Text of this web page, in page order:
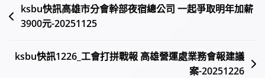
文
章
覽
ksbu快訊高雄市分會幹部夜宿總公司 一起爭取明年加薪
3900元-20251125
ksbu快訊1226_工會打拼戰報 高雄營運處業務會報建議
案-20251226